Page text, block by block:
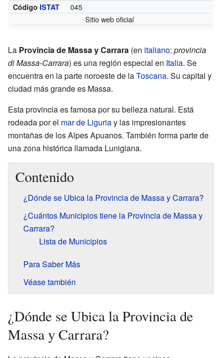
Código ISTAT
045
Sitio web oficial
La Provincia de Massa y Carrara (en italiano: provincia
di Massa-Carrara) es una región especial en Italia. Se
encuentra en la parte noroeste de laToscana. Su capital y
ciudad más grande es Massa.
Esta provincia es famosa por su belleza natural. Está
rodeada por el mar de Liguriay las impresionantes
montañas de los Alpes Apuanos. También forma parte de
una zona histórica llamada Lunigiana.
Contenido
¿Dónde se Ubica la Provincia de Massa y Carrara?
¿Cuántos Municipios tiene la Provincia de Massa y
Carrara?
Lista de Municipios
Para Saber Más
Véase también
¿Dónde se Ubica la Provincia de
Massa y Carrara?